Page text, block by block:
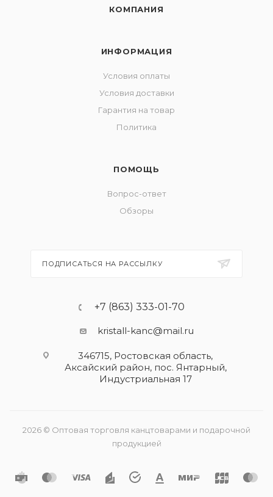
КОМПАНИЯ
ИНФОРМАЦИЯ
Условия оплаты
Условия доставки
Гарантия на товар
Политика
ПОМОЩЬ
Вопрос-ответ
Обзоры
ПОДПИСАТЬСЯ НА РАССЫЛКУ
+7 (863) 333-01-70
kristall-kanc@mail.ru
346715, Ростовская область​,
Аксайский район, пос. Янтарный,
Индустриальная 17
2026 © Оптовая торговля канцтоварами и подарочной
продукцией